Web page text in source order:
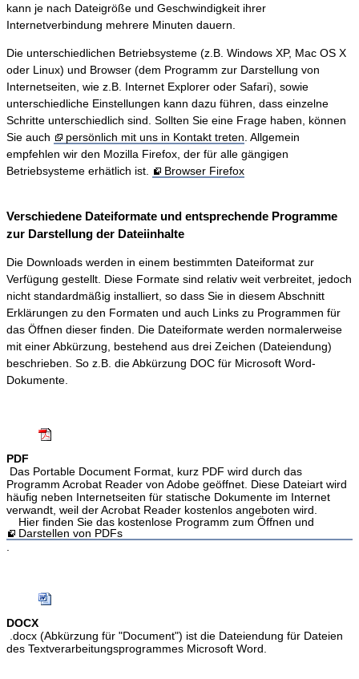
kann je nach Dateigröße und Geschwindigkeit ihrer
Internetverbindung mehrere Minuten dauern.
Die unterschiedlichen Betriebsysteme (z.B. Windows XP, Mac OS X
oder Linux) und Browser (dem Programm zur Darstellung von
Internetseiten, wie z.B. Internet Explorer oder Safari), sowie
unterschiedliche Einstellungen kann dazu führen, dass einzelne
Schritte unterschiedlich sind. Sollten Sie eine Frage haben, können
Sie auch
persönlich mit uns in Kontakt treten . Allgemein
empfehlen wir den Mozilla Firefox, der für alle gängigen
Betriebsysteme erhätlich ist.
Browser Firefox
Verschiedene Dateiformate und entsprechende Programme
zur Darstellung der Dateiinhalte
Die Downloads werden in einem bestimmten Dateiformat zur
Verfügung gestellt. Diese Formate sind relativ weit verbreitet, jedoch
nicht standardmäßig installiert, so dass Sie in diesem Abschnitt
Erklärungen zu den Formaten und auch Links zu Programmen für
das Öffnen dieser finden. Die Dateiformate werden normalerweise
mit einer Abkürzung, bestehend aus drei Zeichen (Dateiendung)
beschrieben. So z.B. die Abkürzung DOC für Microsoft Word-
Dokumente.
PDF
Das Portable Document Format, kurz PDF wird durch das
Programm Acrobat Reader von Adobe geöffnet. Diese Dateiart wird
häufig neben Internetseiten für statische Dokumente im Internet
verwandt, weil der Acrobat Reader kostenlos angeboten wird.
Hier finden Sie das kostenlose Programm zum Öffnen und
Darstellen von PDFs
.
DOCX
.docx (Abkürzung für "Document") ist die Dateiendung für Dateien
des Textverarbeitungsprogrammes Microsoft Word.